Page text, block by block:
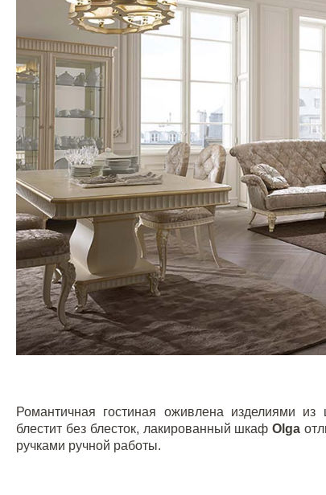
Романтичная гостиная оживлена изделиями
блестит без блесток, лакированный шкафOlga
ручками ручной работы.